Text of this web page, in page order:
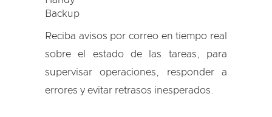
Reciba avisos por correo en tiempo real
sobre el estado de las tareas, para
supervisar operaciones, responder a
errores y evitar retrasos inesperados.